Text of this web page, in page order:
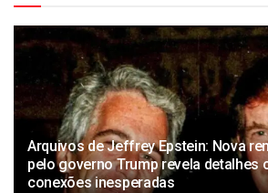
Arquivos de Jeffrey Epstein: Nova
pelo governo Trump revela detalhes
conexões inesperadas